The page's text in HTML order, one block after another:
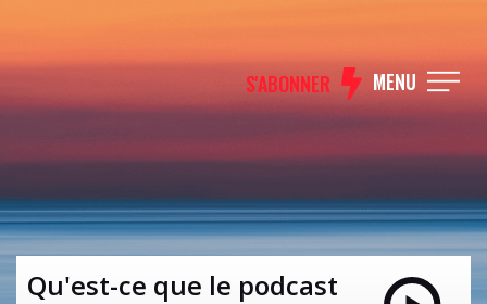
S'ABONNER MENU
Qu'est-ce que le podcast